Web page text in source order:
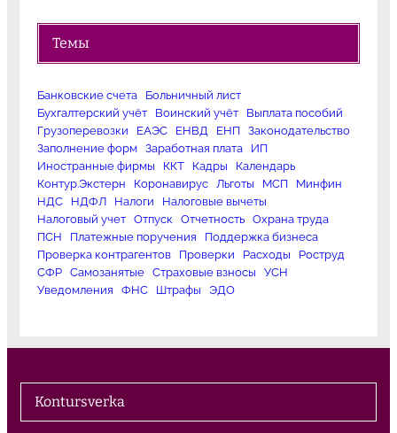
Темы
Банковские счета
Больничный лист
Бухгалтерский учёт
Воинский учёт
Выплата пособий
Грузоперевозки
ЕАЭС ЕНВД ЕНП
Законодательство
Заполнение форм
Заработная плата
ИП
Иностранные фирмы
ККТ Кадры
Календарь
Контур.Экстерн
Коронавирус Льготы МСП
Минфин
НДС
НДФЛ Налоги
Налоговые вычеты
Налоговый учет
Отпуск Отчетность
Охрана труда
ПСН
Платежные поручения
Поддержка бизнеса
Проверка контрагентов
Проверки Расходы
Роструд
СФР
Самозанятые Страховые взносы
УСН
Уведомления
ФНС Штрафы ЭДО
Kontursverka